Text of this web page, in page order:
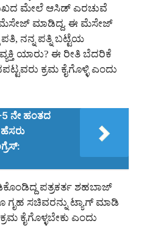
ಮೇಲೆ ಆಸಿಡ್ ಎರಚುವೆ
ಮಾಡಿದ್ದ. ಈ ಮೆಸೇಜ್
ನನ್ನ ಪತ್ನಿ ಬಟ್ಟೆಯ
ಯಾರು? ಈ ರೀತಿ ಬೆದರಿಕೆ
ಕ್ರಮ ಕೈಗೊಳ್ಳಿ ಎಂದು
5 ನೇ ಹಂತದ
ಪತ್ರಕರ್ತ ಶಹಬಾಜ್
ಸಚಿವರನ್ನು ಟ್ಯಾಗ್ ಮಾಡಿ
ಕೈಗೊಳ್ಳಬೇಕು ಎಂದು